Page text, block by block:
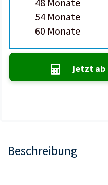
54 Monate
60 Monate
jetzt ab
Beschreibung